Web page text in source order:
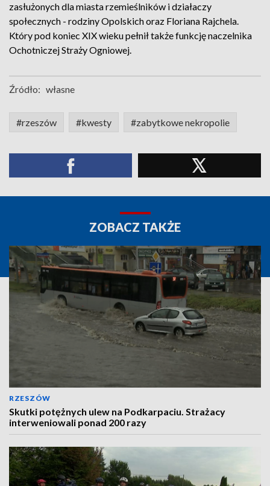
zasłużonych dla miasta rzemieślników i działaczy
społecznych - rodziny Opolskich oraz Floriana Rajchela.
Który pod koniec XIX wieku pełnił także funkcję naczelnika
Ochotniczej Straży Ogniowej.
Źródło: własne
#rzeszów #kwesty #zabytkowe nekropolie
ZOBACZ TAKŻE
RZESZÓW
Skutki potężnych ulew na Podkarpaciu. Strażacy
interweniowali ponad 200 razy